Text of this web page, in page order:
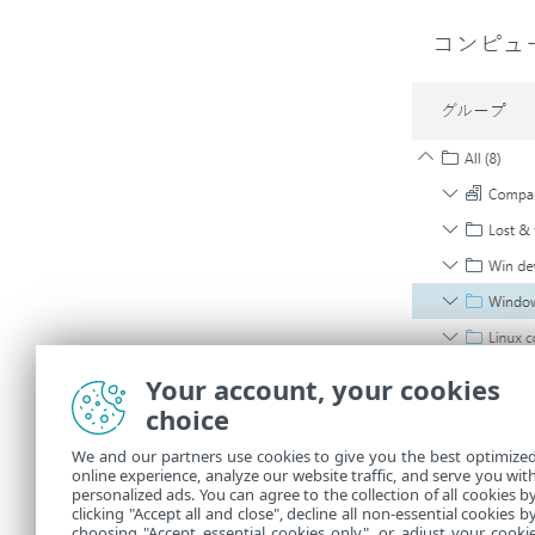
Your account, your cookies
choice
We and our partners use cookies to give you the best
online experience, analyze our website traffic, and serve you
personalized ads. You can agree to the collection of all cookies
clicking "Accept all and close", decline all non-essential cookies